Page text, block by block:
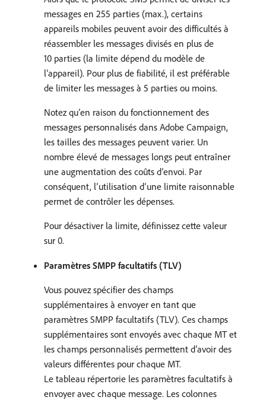
messages en 255 parties (max.), certains
appareils mobiles peuvent avoir des difficultés à
réassembler les messages divisés en plus de
10 parties (la limite dépend du modèle de
l’appareil). Pour plus de fiabilité, il est préférable
de limiter les messages à 5 parties ou moins.
Notez qu’en raison du fonctionnement des
messages personnalisés dans Adobe Campaign,
les tailles des messages peuvent varier. Un
nombre élevé de messages longs peut entraîner
une augmentation des coûts d’envoi. Par
conséquent, l’utilisation d’une limite raisonnable
permet de contrôler les dépenses.
Pour désactiver la limite, définissez cette valeur
sur 0.
Paramètres SMPP facultatifs (TLV)
Vous pouvez spécifier des champs
supplémentaires à envoyer en tant que
paramètres SMPP facultatifs (TLV). Ces champs
supplémentaires sont envoyés avec chaque MT et
les champs personnalisés permettent d’avoir des
valeurs différentes pour chaque MT.
Le tableau répertorie les paramètres facultatifs à
envoyer avec chaque message. Les colonnes